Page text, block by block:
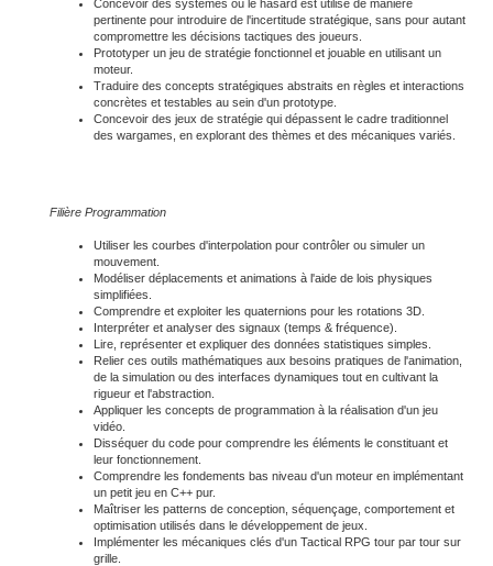
Concevoir des systèmes où le hasard est utilisé de manière
pertinente pour introduire de l'incertitude stratégique, sans pour autant
compromettre les décisions tactiques des joueurs.
Prototyper un jeu de stratégie fonctionnel et jouable en utilisant un
moteur.
Traduire des concepts stratégiques abstraits en règles et interactions
concrètes et testables au sein d'un prototype.
Concevoir des jeux de stratégie qui dépassent le cadre traditionnel
des wargames, en explorant des thèmes et des mécaniques variés.
Filière Programmation
Utiliser les courbes d'interpolation pour contrôler ou simuler un
mouvement.
Modéliser déplacements et animations à l'aide de lois physiques
simplifiées.
Comprendre et exploiter les quaternions pour les rotations 3D.
Interpréter et analyser des signaux (temps & fréquence).
Lire, représenter et expliquer des données statistiques simples.
Relier ces outils mathématiques aux besoins pratiques de l'animation,
de la simulation ou des interfaces dynamiques tout en cultivant la
rigueur et l'abstraction.
Appliquer les concepts de programmation à la réalisation d'un jeu
vidéo.
Disséquer du code pour comprendre les éléments le constituant et
leur fonctionnement.
Comprendre les fondements bas niveau d'un moteur en implémentant
un petit jeu en C++ pur.
Maîtriser les patterns de conception, séquençage, comportement et
optimisation utilisés dans le développement de jeux.
Implémenter les mécaniques clés d'un Tactical RPG tour par tour sur
grille.